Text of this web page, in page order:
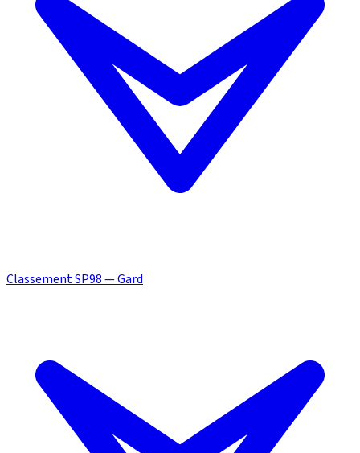
Classement SP98 — Gard